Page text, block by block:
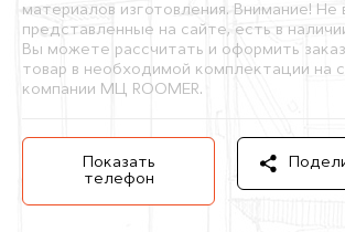
материалов изготовления. Внимание! Не
представленные на сайте, есть в
Вы можете рассчитать и оформить
товар в необходимой комплектации на
компании МЦ ROOMER.
Показать
телефон